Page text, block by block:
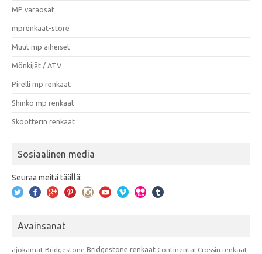
MP varaosat
mprenkaat-store
Muut mp aiheiset
Mönkijät / ATV
Pirelli mp renkaat
Shinko mp renkaat
Skootterin renkaat
Sosiaalinen media
Seuraa meitä täällä:
Avainsanat
ajokamat Bridgestone Bridgestone renkaat Continental Crossin renkaat